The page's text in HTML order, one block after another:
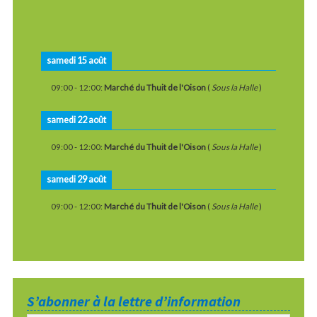
samedi 15 août
09:00- 12:00: Marché du Thuit de l'Oison( Sous la Halle)
samedi 22 août
09:00- 12:00: Marché du Thuit de l'Oison( Sous la Halle)
samedi 29 août
09:00- 12:00: Marché du Thuit de l'Oison( Sous la Halle)
S’abonner à la lettre d’information